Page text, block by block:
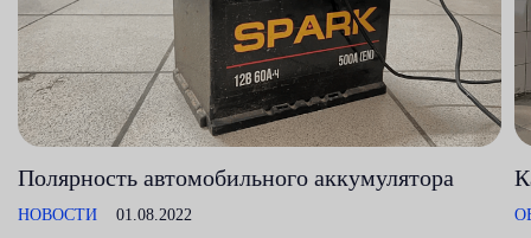
Полярность автомобильного аккумулятора
НОВОСТИ 01.08.2022